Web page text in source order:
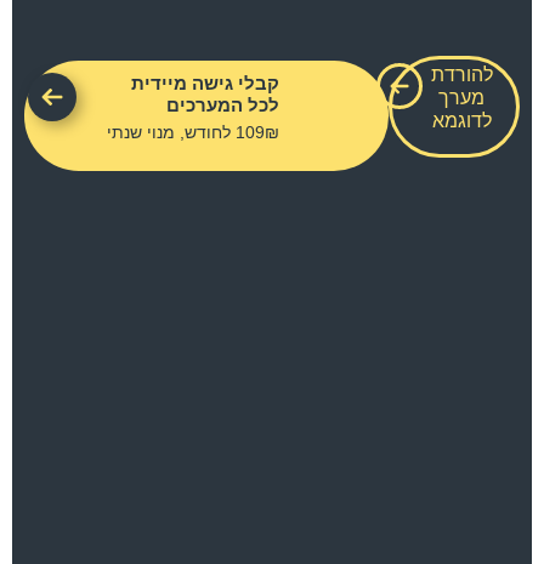
להורדת
מערך
לדוגמא
קבלי גישה מיידית
לכל המערכים
109₪ לחודש, מנוי שנתי